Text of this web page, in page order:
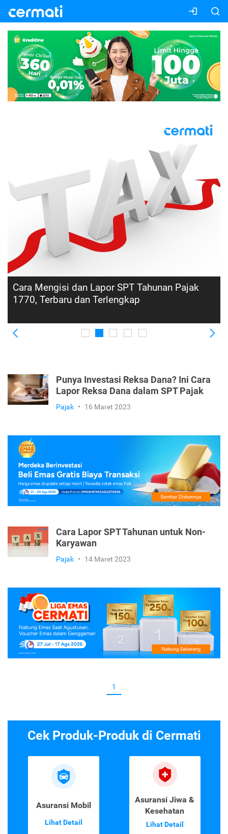
Berakhir 30 April, Ini Cara Melaporkan SPT
Pajak PPh Badan
Punya Investasi Reksa Dana? Ini Cara
Lapor Reksa Dana dalam SPT Pajak
Pajak • 16 Maret 2023
Cara Lapor SPT Tahunan untuk Non-
Karyawan
Pajak • 14 Maret 2023
1
Cek Produk-Produk di Cermati
Asuransi Mobil
Lihat Detail
Asuransi Jiwa &
Kesehatan
Lihat Detail